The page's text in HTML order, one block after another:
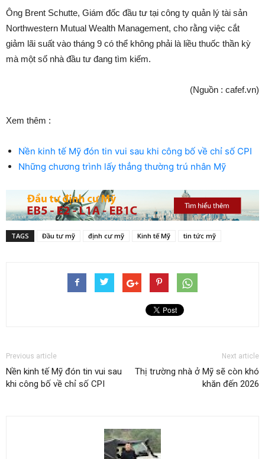
Ông Brent Schutte, Giám đốc đầu tư tại công ty quản lý tài sản
Northwestern Mutual Wealth Management, cho rằng việc cắt
giảm lãi suất vào tháng 9 có thể không phải là liều thuốc thần kỳ
mà một số nhà đầu tư đang tìm kiếm.
(Nguồn : cafef.vn)
Xem thêm :
Nền kinh tế Mỹ đón tin vui sau khi công bố về chỉ số CPI
Những chương trình lấy thẳng thường trú nhân Mỹ
TAGS Đầu tư mỹ định cư mỹ Kinh tế Mỹ tin tức mỹ
Previous article
Nền kinh tế Mỹ đón tin vui sau
khi công bố về chỉ số CPI
Next article
Thị trường nhà ở Mỹ sẽ còn khó
khăn đến 2026